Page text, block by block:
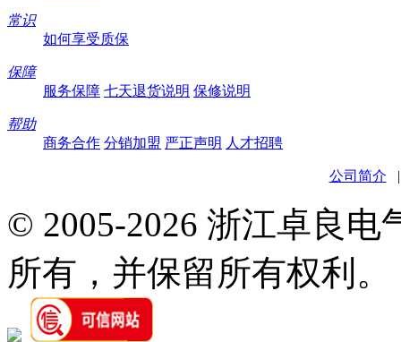
常识
如何享受质保
保障
服务保障 七天退货说明 保修说明
帮助
商务合作 分销加盟 严正声明 人才招聘
公司简介
© 2005-2026 浙江卓良
所有，并保留所有权利。